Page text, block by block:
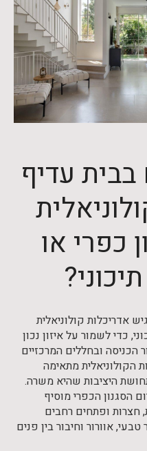
בבית עדיף
כפרי או
אדריכלות קולוניאלית
כדי לשמור על איזון נכון
הכניסה ובחללים המרכזיים
הקולוניאלית מתאימה
היציבות שהיא משרה.
הסגנון הכפרי מוסיף
חצרות ופתחים רחבים
אוורור וחיבור בין פנים